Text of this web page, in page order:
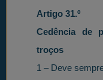
Artigo 31.º
Cedência de
troços
1 – Deve